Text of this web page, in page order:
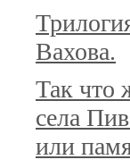
Вахова.
Так что
села
или